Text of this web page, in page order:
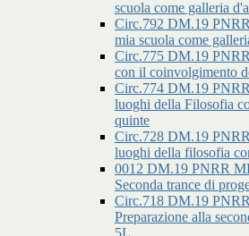
scuola come galleria
Circ.792 DM.19
mia scuola come
Circ.775 DM.19
con il coinvolgimento
Circ.774 DM.19
luoghi della Filosofia
quinte
Circ.728 DM.19
luoghi della filosofia
0012 DM.19 PNRR
Seconda trance di
Circ.718 DM.19
Preparazione alla